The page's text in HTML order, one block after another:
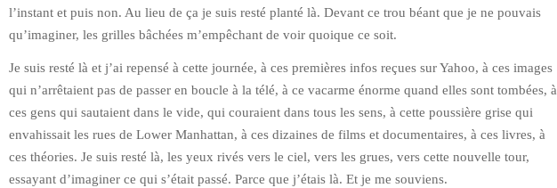
l’instant et puis non. Au lieu de ça je suis resté planté là. Devant ce trou béant que je ne pouvais
qu’imaginer, les grilles bâchées m’empêchant de voir quoique ce soit.
Je suis resté là et j’ai repensé à cette journée, à ces premières infos reçues sur Yahoo, à ces images
qui n’arrêtaient pas de passer en boucle à la télé, à ce vacarme énorme quand elles sont tombées, à
ces gens qui sautaient dans le vide, qui couraient dans tous les sens, à cette poussière grise qui
envahissait les rues de Lower Manhattan, à ces dizaines de films et documentaires, à ces livres, à
ces théories. Je suis resté là, les yeux rivés vers le ciel, vers les grues, vers cette nouvelle tour,
essayant d’imaginer ce qui s’était passé. Parce que j’étais là. Et je me souviens.